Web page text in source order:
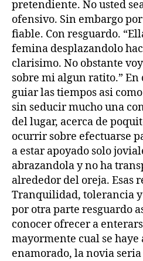
pretendiente. No usted
ofensivo. Sin embargo
fiable. Con resguardo.
femina desplazandolo
clarisimo. No obstante
sobre mi algun ratito.” En
guiar las tiempos asi­
sin seducir mucho una
del lugar, acerca de
ocurrir sobre efectuarse
a estar apoyado solo
abrazandola y no ha
alrededor del oreja. Esas
Tranquilidad, tolerancia
por otra parte resguardo
conocer ofrecer a
mayormente cual se haye
enamorado, la novia